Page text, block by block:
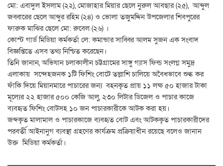
মো: এবাদুল ইসলাম (২২), মোজাহার মিয়ার ছেলে নুরুল আবছার (২৫), আব্দুল
জব্বারের ছেলে আব্দুর রহিম (২৪) ও ভোলা তজুমদ্দিন উপজেলার শিবপুরের
ফারুক মাঝির ছেলে মো: রুবেল (২৬) ।
কোস্ট গার্ড মিডিয়া কর্মকর্তা লে: কমান্ডার সাব্বির আলম সুজন এক সংবাদ
বিজ্ঞপ্তিতে এসব তথ্য নিশ্চিত করেছেন।
তিনি জানান, অভিযান চলাকালীন চট্টগ্রামের সাঙ্গু গ্যাস ফিল্ড সংলগ্ন সমুদ্র
এলাকায় সন্দেহজনক ১টি ফিশিং বোটে তল্লাশি চালিয়ে অবৈধভাবে শুল্ক কর
ফাঁকি দিয়ে মিয়ানমারে পাচারের জন্য বহনকৃত প্রায় ১১ লক্ষ ৫০ হাজার টাকা
মূল্যের ২২ হাজার ৫০০ কেজি আলু, ২৩০ লিটার ডিজেল ও পাচার কাজে
ব্যবহৃত ফিশিং বোটসহ ১০ জন পাচারকারীকে আটক করা হয়।
জব্দকৃত মালামাল ও পাচারকাজে ব্যবহৃত বোট এবং আটককৃত পাচারকারীদের
পরবর্তী আইনানুগ ব্যবস্থা গ্রহণের কার্যক্রম প্রক্রিয়াধীন রয়েছে বলেও জানান
উক্ত মিডিয়া কর্মকর্তা।